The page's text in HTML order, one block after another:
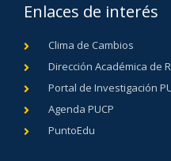
Enlaces de interés
Clima de Cambios
Dirección Académica de
Portal de Investigación
Agenda PUCP
PuntoEdu